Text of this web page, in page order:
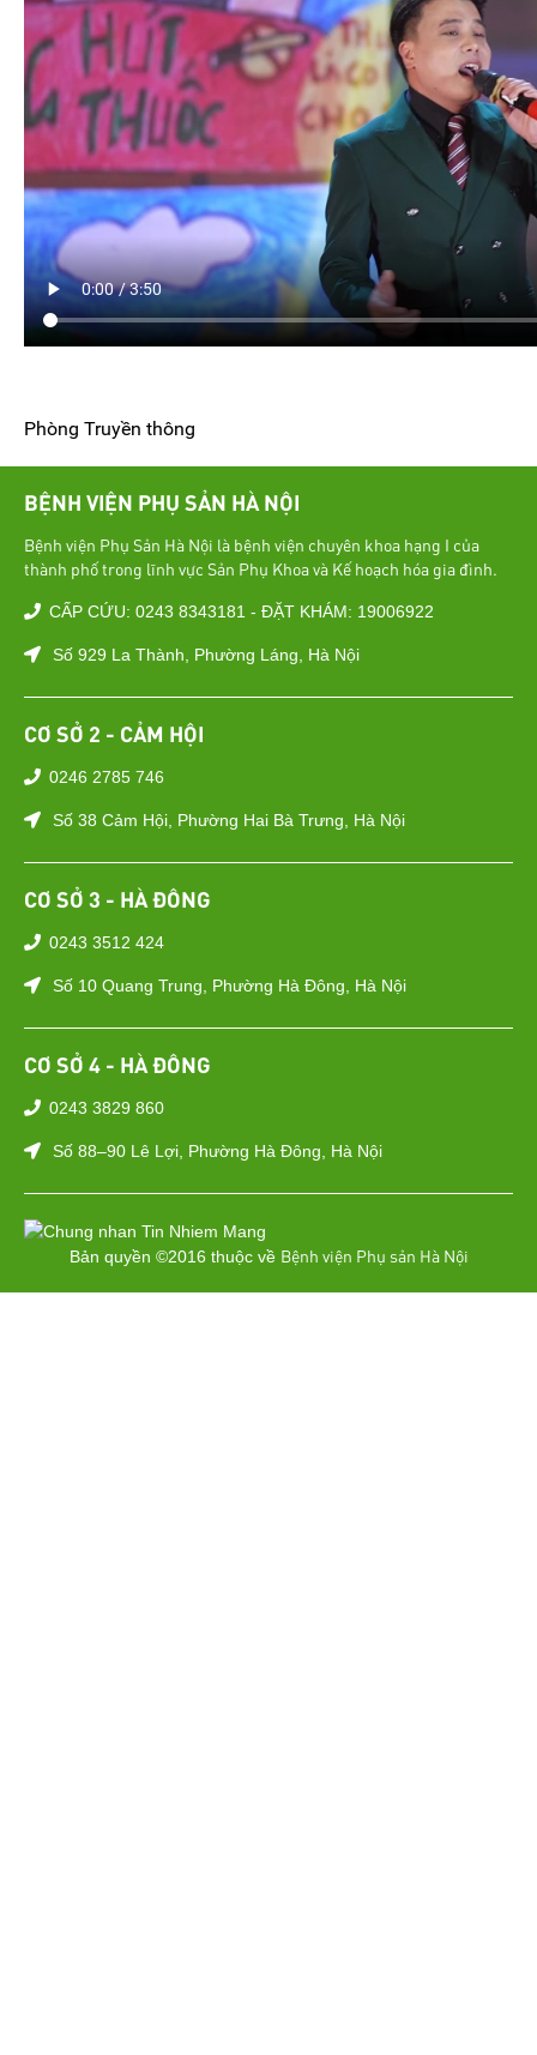
Phòng Truyền thông
BỆNH VIỆN PHỤ SẢN HÀ NỘI
Bệnh viện Phụ Sản Hà Nội là bệnh viện chuyên khoa hạng I của
thành phố trong lĩnh vực Sản Phụ Khoa và Kế hoạch hóa gia đình.
CẤP CỨU: 0243 8343181 - ĐẶT KHÁM: 19006922
Số 929 La Thành, Phường Láng, Hà Nội
CƠ SỞ 2 - CẢM HỘI
0246 2785 746
Số 38 Cảm Hội, Phường Hai Bà Trưng, Hà Nội
CƠ SỞ 3 - HÀ ĐÔNG
0243 3512 424
Số 10 Quang Trung, Phường Hà Đông, Hà Nội
CƠ SỞ 4 - HÀ ĐÔNG
0243 3829 860
Số 88–90 Lê Lợi, Phường Hà Đông, Hà Nội
Bản quyền ©2016 thuộc về Bệnh viện Phụ sản Hà Nội